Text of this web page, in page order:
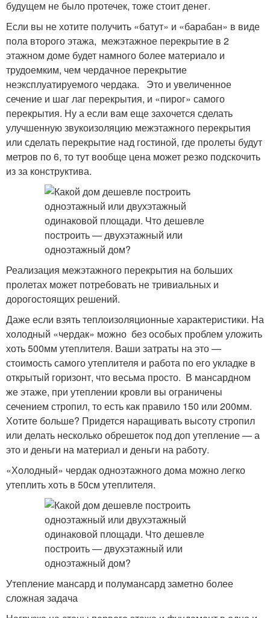
будущем не было протечек, тоже стоит денег.
Если вы не хотите получить «батут» и «барабан» в виде
пола второго этажа, межэтажное перекрытие в 2
этажном доме будет намного более материало и
трудоемким, чем чердачное перекрытие
неэксплуатируемого чердака. Это и увеличенное
сечение и шаг лаг перекрытия, и «пирог» самого
перекрытия. Ну а если вам еще захочется сделать
улучшенную звукоизоляцию межэтажного перекрытия
или сделать перекрытие над гостиной, где пролеты будут
метров по 6, то тут вообще цена может резко подскочить
из за конструктива.
Реализация межэтажного перекрытия на больших
пролетах может потребовать не тривиальных и
дорогостоящих решений.
Даже если взять теплоизоляционные характеристики. На
холодный «чердак» можно без особых проблем уложить
хоть 500мм утеплителя. Ваши затраты на это —
стоимость самого утеплителя и работа по его укладке в
открытый горизонт, что весьма просто. В мансардном
же этаже, при утеплении кровли вы ограничены
сечением стропил, то есть как правило 150 или 200мм.
Хотите больше? Придется наращивать высоту стропил
или делать несколько обрешеток под доп утепление — а
это и деньги на материал и деньги на работу.
«Холодный» чердак одноэтажного дома можно легко
утеплить хоть в 50см утеплителя.
Утепление мансард и полумансард заметно более
сложная задача